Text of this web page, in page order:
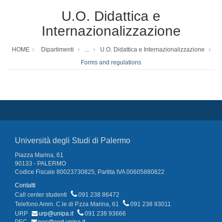
U.O. Didattica e
Internazionalizzazione
HOME Dipartimenti ...
U.O. Didattica e Internazionalizzazione
Forms and regulations
Università degli Studi di Palermo
Piazza Marina, 61
90133 - PALERMO
Codice Fiscale 80023730825, Partita IVA 00605880822
Contatti
Call center studenti
091 238 86472
Telefono Amm. C.le di P.zza Marina, 61
091 238 93011
URP
urp@unipa.it
091 238 93666